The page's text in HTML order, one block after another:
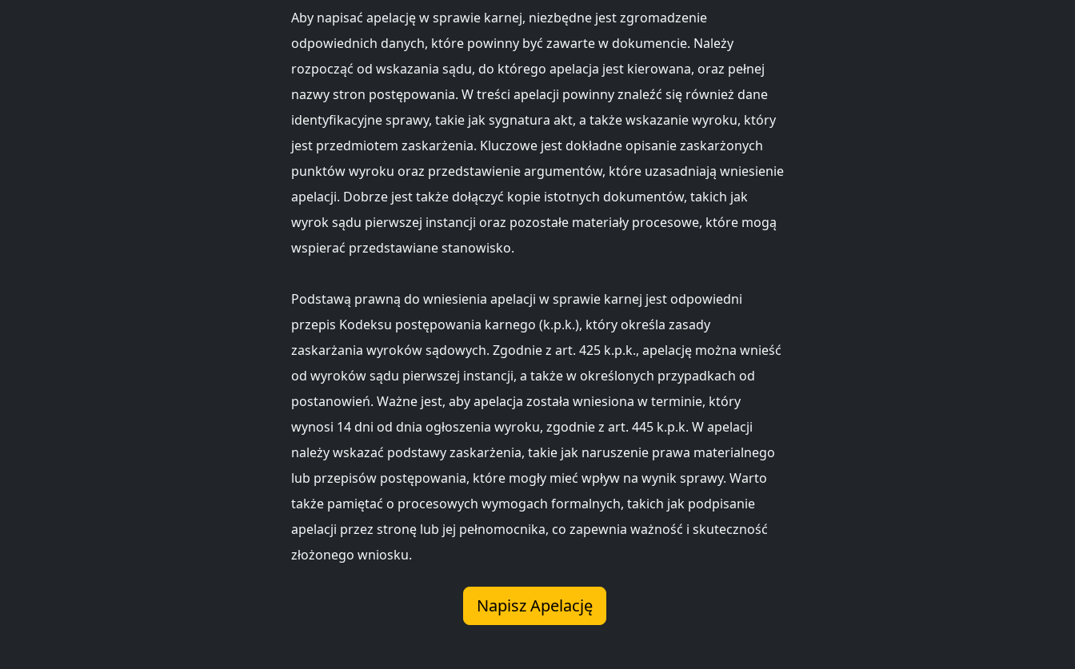
Aby napisać apelację w sprawie karnej, niezbędne jest zgromadzenie
odpowiednich danych, które powinny być zawarte w dokumencie. Należy
rozpocząć od wskazania sądu, do którego apelacja jest kierowana, oraz pełnej
nazwy stron postępowania. W treści apelacji powinny znaleźć się również dane
identyfikacyjne sprawy, takie jak sygnatura akt, a także wskazanie wyroku, który
jest przedmiotem zaskarżenia. Kluczowe jest dokładne opisanie zaskarżonych
punktów wyroku oraz przedstawienie argumentów, które uzasadniają wniesienie
apelacji. Dobrze jest także dołączyć kopie istotnych dokumentów, takich jak
wyrok sądu pierwszej instancji oraz pozostałe materiały procesowe, które mogą
wspierać przedstawiane stanowisko.
Podstawą prawną do wniesienia apelacji w sprawie karnej jest odpowiedni
przepis Kodeksu postępowania karnego (k.p.k.), który określa zasady
zaskarżania wyroków sądowych. Zgodnie z art. 425 k.p.k., apelację można wnieść
od wyroków sądu pierwszej instancji, a także w określonych przypadkach od
postanowień. Ważne jest, aby apelacja została wniesiona w terminie, który
wynosi 14 dni od dnia ogłoszenia wyroku, zgodnie z art. 445 k.p.k. W apelacji
należy wskazać podstawy zaskarżenia, takie jak naruszenie prawa materialnego
lub przepisów postępowania, które mogły mieć wpływ na wynik sprawy. Warto
także pamiętać o procesowych wymogach formalnych, takich jak podpisanie
apelacji przez stronę lub jej pełnomocnika, co zapewnia ważność i skuteczność
złożonego wniosku.
Napisz Apelację